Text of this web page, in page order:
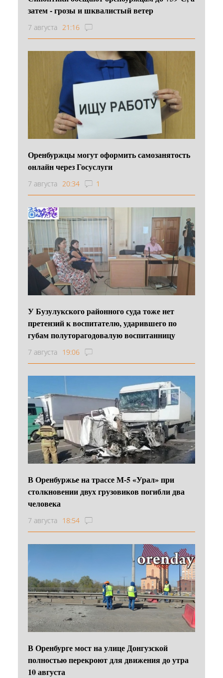
затем - грозы и шквалистый ветер
7 августа 21:16
Оренбуржцы могут оформить самозанятость
онлайн через Госуслуги
7 августа 20:34 1
У Бузулукского районного суда тоже нет
претензий к воспитателю, ударившего по
губам полуторагодовалую воспитанницу
7 августа 19:06
В Оренбуржье на трассе М-5 «Урал» при
столкновении двух грузовиков погибли два
человека
7 августа 18:54
В Оренбурге мост на улице Донгузской
полностью перекроют для движения до утра
10 августа